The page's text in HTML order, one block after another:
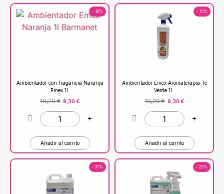
- 10%
Ambientador con fragancia Naranja
Emex 1L
10,29€ 9,30 €
Añadir al carrito
- 10%
Ambientador Emex Aromaterapia Te
Verde 1L.
10,29€ 9,30 €
Añadir al carrito
- 31% - 29%